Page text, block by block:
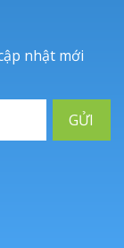
nhật mới
GỬI